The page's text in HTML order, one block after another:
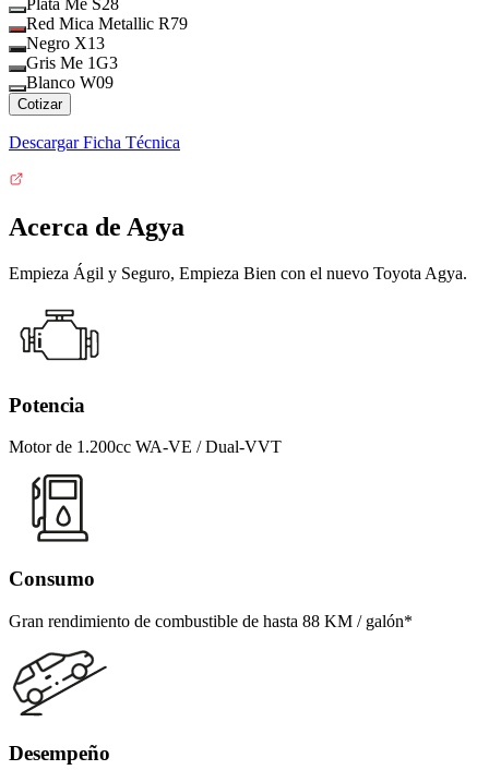
Plata Me S28
Red Mica Metallic R79
Negro X13
Gris Me 1G3
Blanco W09
Cotizar
Descargar Ficha Técnica
Acerca de Agya
Empieza Ágil y Seguro, Empieza Bien con el nuevo Toyota Agya.
Potencia
Motor de 1.200cc WA-VE / Dual-VVT
Consumo
Gran rendimiento de combustible de hasta 88 KM / galón*
Desempeño